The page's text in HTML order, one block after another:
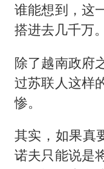
谁能想到，这
搭进去几千万。
除了越南政府
过苏联人这样
惨。
其实，如果真
诺夫只能说是